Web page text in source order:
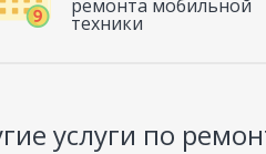
ремонта мобильной
техники
услуги по